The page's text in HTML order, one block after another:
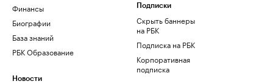
Финансы
Биографии
База знаний
РБК Образование
Новости
Подписки
Скрыть баннеры
на РБК
Подписка на РБК
Корпоративная
подписка